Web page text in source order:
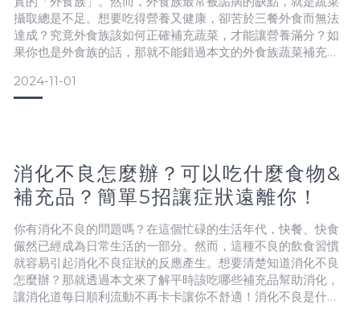
攝取總是不足。想要吃得營養又健康，卻苦於三餐外食而無法
達成？究竟外食族該如何正確補充蔬菜，才能讓營養滿分？如
果你也是外食族的話，那就不能錯過本文的外食族蔬菜補充小
況如何？蔬菜攝取足夠嗎？所謂的「外食族」，是以非自煮為
飲食方式的一類族群。由於現今社會中，隨著通訊方式的便利
2024-11-01
消化不良怎麼辦？可以吃什麼食物&
補充品？簡單5招讓症狀遠離你！
你有消化不良的問題嗎？在這個忙碌的生活年代，快餐、快食
儼然已經成為日常生活的一部分。然而，這種不良的飲食習慣
就容易引起消化不良症狀的反應產生。想要清楚知道消化不良
怎麼辦？那就透過本文來了解平時該吃哪些補充品幫助消化，
讓消化道每日順利流動不再卡卡讓你不舒適！消化不良是什